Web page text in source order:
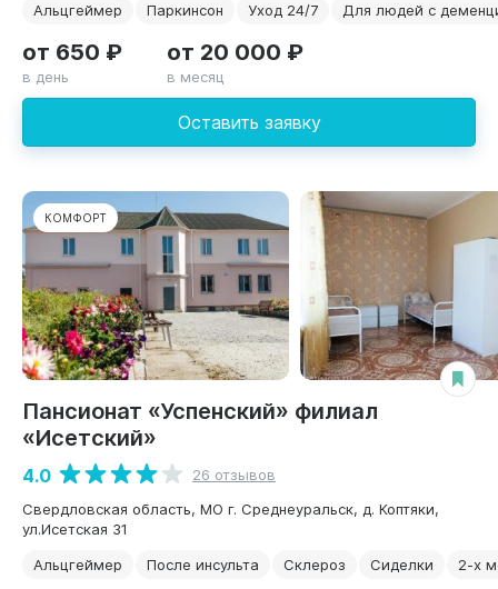
Альцгеймер
Паркинсон Уход 24/7 Для людей с
Оставить заявку
от 650 ₽
в день
от 20 000 ₽
в месяц
КОМФОРТ
Пансионат «Успенский» филиал
«Исетский»
4.0
26 отзывов
Свердловская область, МО г. Среднеуральск, д. Коптяки,
ул.Исетская 31
Альцгеймер
После инсульта Склероз Сиделки 2-х